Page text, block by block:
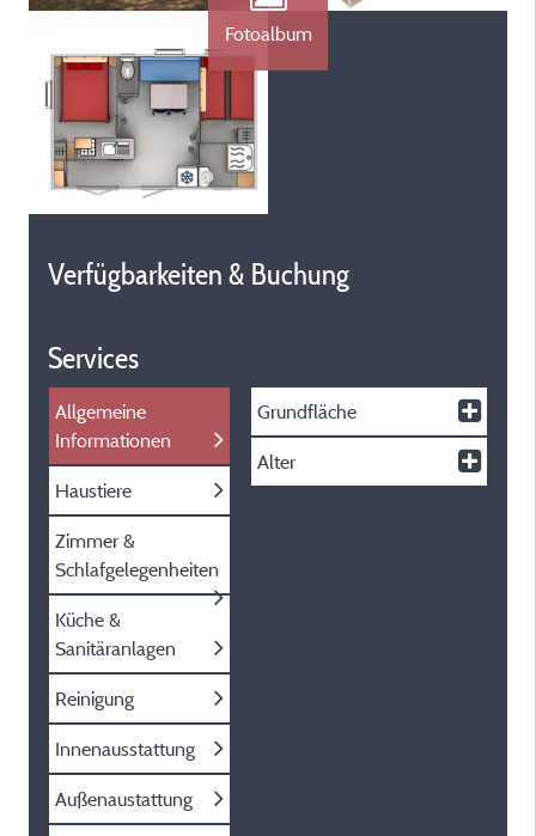
Fotoalbum
Verfügbarkeiten & Buchung
Services
Allgemeine
Informationen
Haustiere
Zimmer &
Schlafgelegenheiten
Küche &
Sanitäranlagen
Reinigung
Innenausstattung
Außenaustattung
Grundfläche
Alter